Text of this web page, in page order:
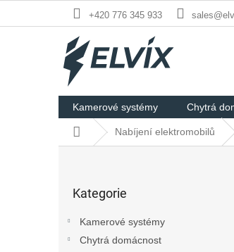
+420 776 345 933
Kamerové systémy Chytrá
Domů Nabíjení elektromobilů
kategorie
Kategorie
Kamerové systémy
Chytrá domácnost